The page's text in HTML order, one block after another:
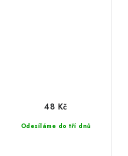
Odesíláme do tří dnů
48 Kč